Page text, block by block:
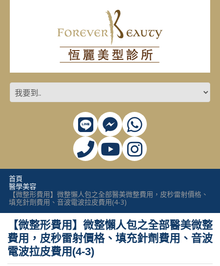
首頁
醫學美容
【微整形費用】微整懶人包之全部醫美微整費用，皮秒雷射價格、
填充針劑費用、音波電波拉皮費用(4-3)
【微整形費用】微整懶人包之全部醫美微整
費用，皮秒雷射價格、填充針劑費用、音波
電波拉皮費用(4-3)